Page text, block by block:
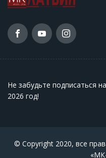
Не забудьте подписаться
2026 год!
© Copyright 2020, все